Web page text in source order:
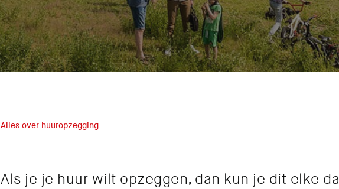
Alles over huuropzegging
Als je je huur wilt opzeggen, dan kun je dit elke